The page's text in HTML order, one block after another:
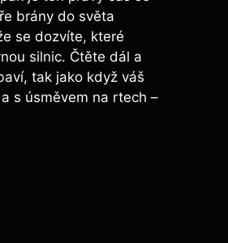
brány do světa
se dozvíte, které
silnic. Čtěte dál a
tak jako když váš
s úsměvem na rtech –